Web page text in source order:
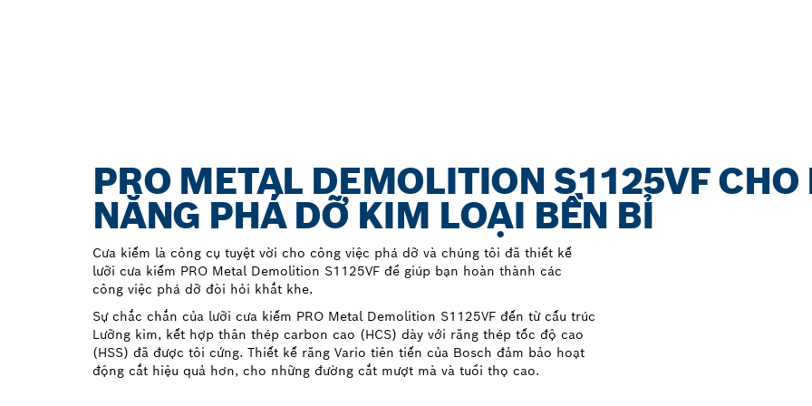
PRO METAL DEMOLITION S1125VF CHO
NĂNG PHÁ DỠ KIM LOẠI BỀN BỈ
Cưa kiếm là công cụ tuyệt vời cho công việc phá dỡ và chúng tôi đã thiết kế
lưỡi cưa kiếm PRO Metal Demolition S1125VF để giúp bạn hoàn thành các
công việc phá dỡ đòi hỏi khắt khe.
Sự chắc chắn của lưỡi cưa kiếm PRO Metal Demolition S1125VF đến từ cấu trúc
Lưỡng kim, kết hợp thân thép carbon cao (HCS) dày với răng thép tốc độ cao
(HSS) đã được tôi cứng. Thiết kế răng Vario tiên tiến của Bosch đảm bảo hoạt
động cắt hiệu quả hơn, cho những đường cắt mượt mà và tuổi thọ cao.